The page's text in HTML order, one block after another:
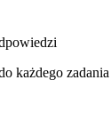
każdego